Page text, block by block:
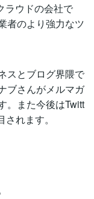
ラウドの会社で
者のより強力なツ
スとブログ界隈で
ブさんがメルマガ
。また今後はTwitt
れます。